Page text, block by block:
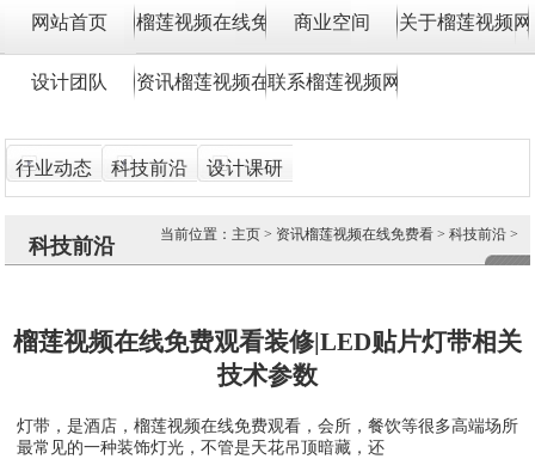
网站首页 榴莲视频在线免费观看设计
商业空间 关于榴莲视频
设计团队 资讯榴莲视频在线免费看联系榴莲视频网站入口
行业动态 科技前沿 设计课研
科技前沿 当前位置： 主页 > 资讯榴莲视频在线免费看 > 科技前沿 >
榴莲视频在线免费观看装修|LED贴片灯带相关
技术参数
灯带，是酒店，榴莲视频在线免费观看，会所，餐饮等很多高端场所
最常见的一种装饰灯光，不管是天花吊顶暗藏，还